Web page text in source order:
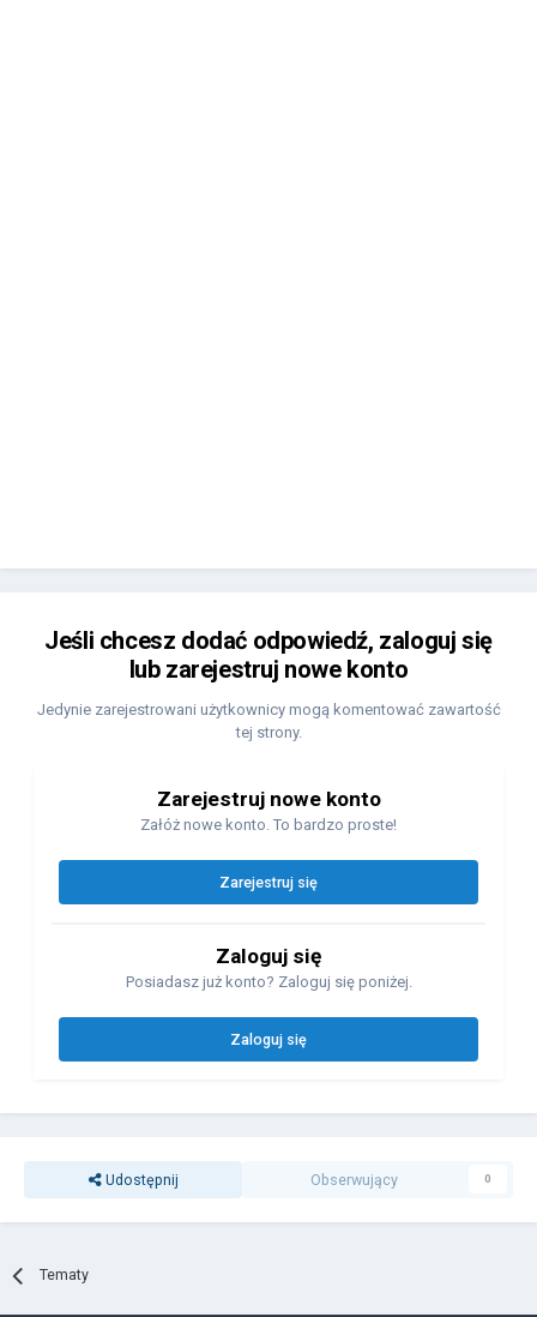
Jeśli chcesz dodać odpowiedź, zaloguj się
lub zarejestruj nowe konto
Jedynie zarejestrowani użytkownicy mogą komentować zawartość
tej strony.
Zarejestruj nowe konto
Załóż nowe konto. To bardzo proste!
Zarejestruj się
Zaloguj się
Posiadasz już konto? Zaloguj się poniżej.
Zaloguj się
Udostępnij Obserwujący 0
Tematy